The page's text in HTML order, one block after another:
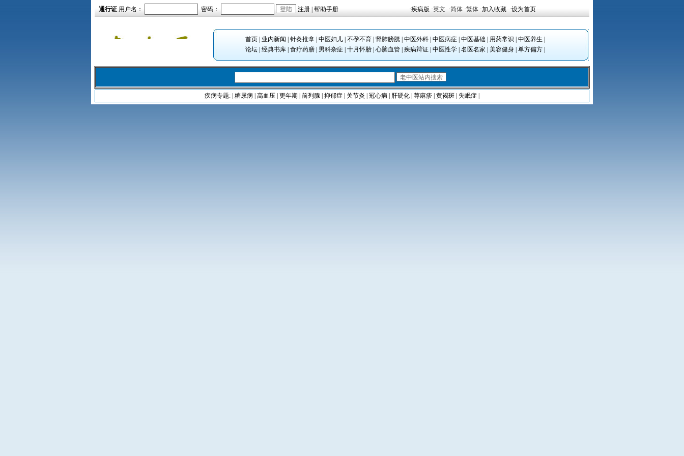
通行证 用户名： 密码： 注册 帮助手册 ·疾病版 ·英文 ·简体 ·繁体 ·加入收藏 ·设为首页
首页| 业内新闻 针灸推拿| 中医妇儿| 不孕不育| 肾肺膀胱| 中医外科| 中医病症| 中医基础| 用药常识 中医养生
论坛| 经典书库| 食疗药膳| 男科杂症| 十月怀胎| 心脑血管| 疾病辩证| 中医性学| 名医名家 美容健身| 单方偏方|
疾病专题: 糖尿病 高血压 更年期 前列腺 抑郁症 关节炎 冠心病 肝硬化 荨麻疹 黄褐斑 失眠症